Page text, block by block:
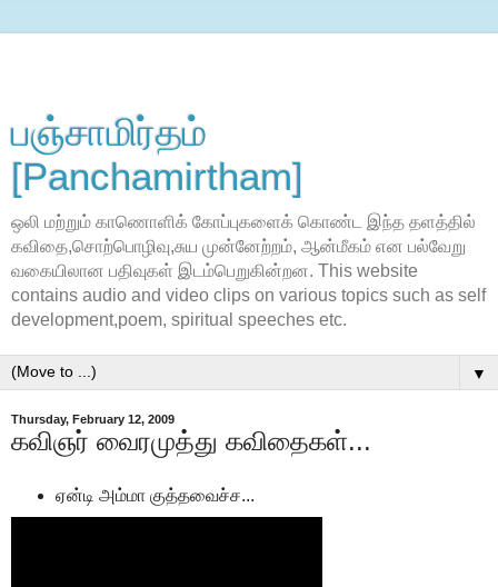
பஞ்சாமிர்தம்
[Panchamirtham]
ஒலி மற்றும் காணொளிக் கோப்புகளைக் கொண்ட இந்த தளத்தில்
கவிதை,சொற்பொழிவு,சுய முன்னேற்றம், ஆன்மீகம் என பல்வேறு
வகையிலான பதிவுகள் இடம்பெறுகின்றன. This website
contains audio and video clips on various topics such as self
development,poem, spiritual speeches etc.
▼
Thursday, February 12, 2009
கவிஞர் வைரமுத்து கவிதைகள்...
ஏன்டி அம்மா குத்தவைச்ச...